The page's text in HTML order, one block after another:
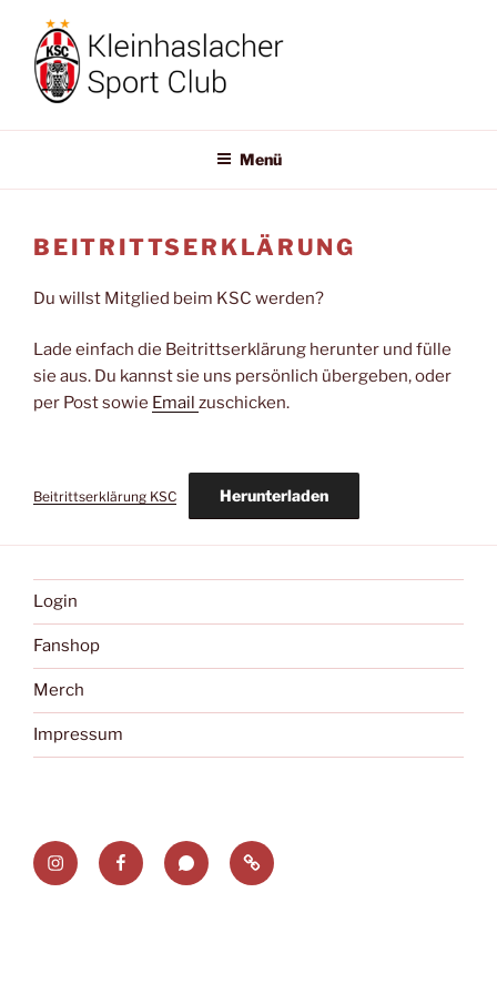
Inhalt
springen
KLEINHASLACHER-SC
Menü
BEITRITTSERKLÄRUNG
Du willst Mitglied beim KSC werden?
Lade einfach die Beitrittserklärung herunter und fülle
sie aus. Du kannst sie uns persönlich übergeben, oder
per Post sowie Email zuschicken.
Beitrittserklärung KSC Herunterladen
Login
Fanshop
Merch
Impressum
InstagramFacebookWhatsappfupa